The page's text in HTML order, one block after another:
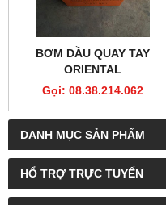
DANH MỤC SẢN PHẨM
HỔ TRỢ TRỰC TUYẾN
BƠM DẦU QUAY TAY
ORIENTAL
Gọi: 08.38.214.062